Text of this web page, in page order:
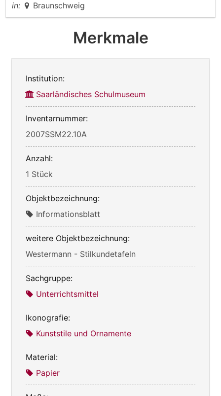
in:
Braunschweig
Merkmale
Institution:
Saarländisches Schulmuseum
Inventarnummer:
2007SSM22.10A
Anzahl:
1 Stück
Objektbezeichnung:
Informationsblatt
weitere Objektbezeichnung:
Westermann - Stilkundetafeln
Sachgruppe:
Unterrichtsmittel
Ikonografie:
Kunststile und Ornamente
Material:
Papier